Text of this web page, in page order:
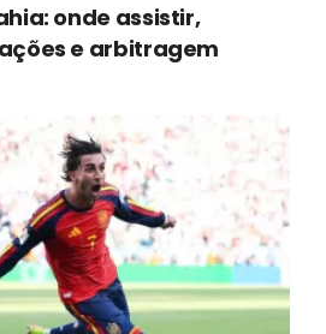
onde assistir,
e arbitragem